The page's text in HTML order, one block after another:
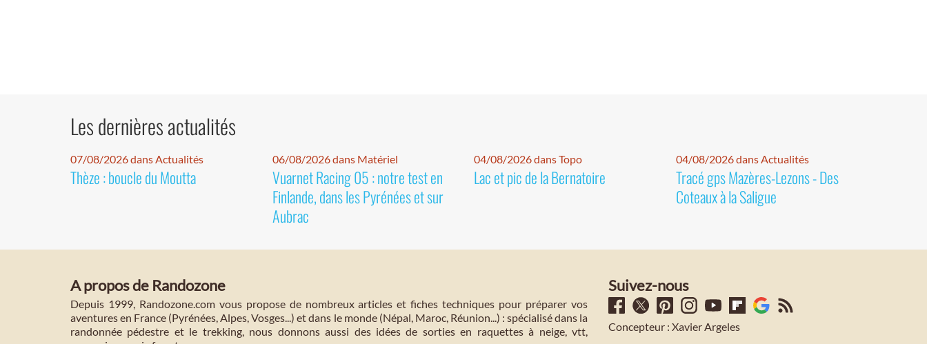
Les dernières actualités
07/08/2026 dans Actualités
Thèze : boucle du Moutta
06/08/2026 dans Matériel
Vuarnet Racing 05 : notre test en
Finlande, dans les Pyrénées et sur
Aubrac
04/08/2026 dans Topo
Lac et pic de la Bernatoire
04/08/2026 dans Actualités
Tracé gps Mazères-Lezons - Des
Coteaux à la Saligue
A propos de Randozone
Depuis 1999, Randozone.com vous propose de nombreux articles et fiches techniques pour préparer vos
aventures en France (Pyrénées, Alpes, Vosges...) et dans le monde (Népal, Maroc, Réunion...) : spécialisé dans la
randonnée pédestre et le trekking, nous donnons aussi des idées de sorties en raquettes à neige, vtt,
Suivez-nous
Concepteur : Xavier Argeles